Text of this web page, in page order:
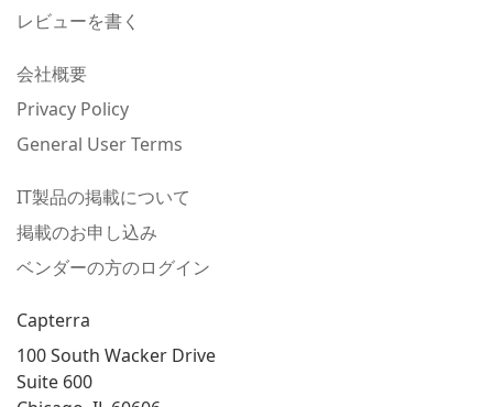
レビューを書く
会社概要
Privacy Policy
General User Terms
IT製品の掲載について
掲載のお申し込み
ベンダーの方のログイン
Capterra
100 South Wacker Drive
Suite 600